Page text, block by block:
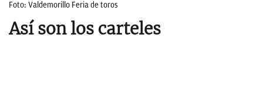
Foto: Valdemorillo Feria de toros
Así son los carteles